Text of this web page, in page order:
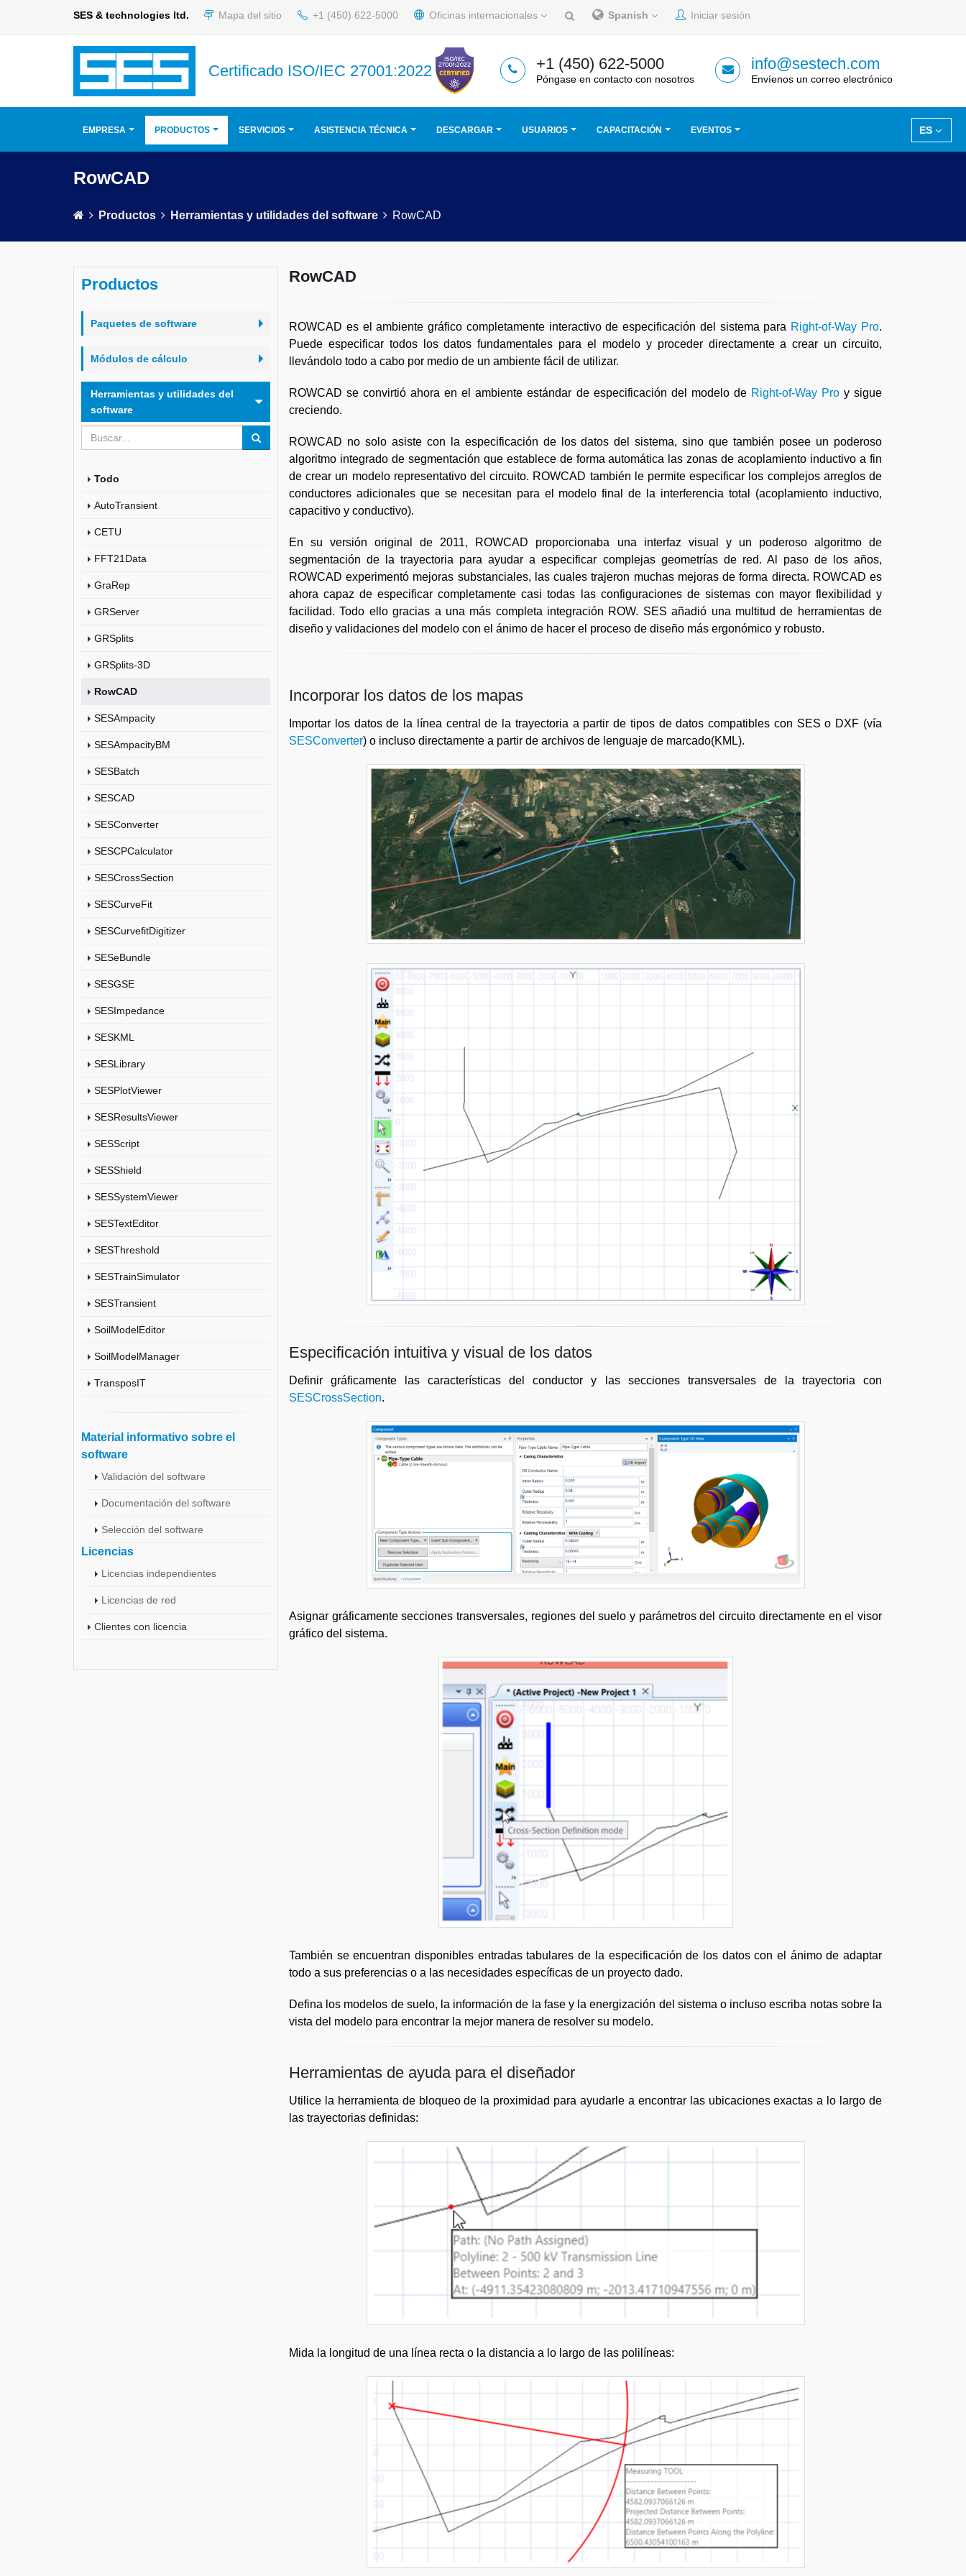
SES & technologies ltd. Mapa del sitio +1 (450) 622-5000 Oficinas internacionales Spanish Iniciar sesión
Certificado ISO/IEC 27001:2022 +1 (450) 622-5000
Póngase en contacto con nosotros
info@sestech.com
Envíenos un correo electrónico
ES
EMPRESA PRODUCTOS SERVICIOS ASISTENCIA TÉCNICA DESCARGAR USUARIOS CAPACITACIÓN EVENTOS
RowCAD
Productos Herramientas y utilidades del software RowCAD
Productos
Paquetes de software
Módulos de cálculo
Herramientas y utilidades del
software
Todo
AutoTransient
CETU
FFT21Data
GraRep
GRServer
GRSplits
GRSplits-3D
RowCAD
SESAmpacity
SESAmpacityBM
SESBatch
SESCAD
SESConverter
SESCPCalculator
SESCrossSection
SESCurveFit
SESCurvefitDigitizer
SESeBundle
SESGSE
SESImpedance
SESKML
SESLibrary
SESPlotViewer
SESResultsViewer
SESScript
SESShield
SESSystemViewer
SESTextEditor
SESThreshold
SESTrainSimulator
SESTransient
SoilModelEditor
SoilModelManager
TransposIT
Material informativo sobre el
software
Validación del software
Documentación del software
Selección del software
Licencias
Licencias independientes
Licencias de red
Clientes con licencia
RowCAD
ROWCAD es el ambiente gráfico completamente interactivo de especificación del sistema para Right-of-Way Pro.
Puede especificar todos los datos fundamentales para el modelo y proceder directamente a crear un circuito,
llevándolo todo a cabo por medio de un ambiente fácil de utilizar.
ROWCAD se convirtió ahora en el ambiente estándar de especificación del modelo de Right-of-Way Proy sigue
creciendo.
ROWCAD no solo asiste con la especificación de los datos del sistema, sino que también posee un poderoso
algoritmo integrado de segmentación que establece de forma automática las zonas de acoplamiento inductivo a fin
de crear un modelo representativo del circuito. ROWCAD también le permite especificar los complejos arreglos de
conductores adicionales que se necesitan para el modelo final de la interferencia total (acoplamiento inductivo,
capacitivo y conductivo).
En su versión original de 2011, ROWCAD proporcionaba una interfaz visual y un poderoso algoritmo de
segmentación de la trayectoria para ayudar a especificar complejas geometrías de red. Al paso de los años,
ROWCAD experimentó mejoras substanciales, las cuales trajeron muchas mejoras de forma directa. ROWCAD es
ahora capaz de especificar completamente casi todas las configuraciones de sistemas con mayor flexibilidad y
facilidad. Todo ello gracias a una más completa integración ROW. SES añadió una multitud de herramientas de
diseño y validaciones del modelo con el ánimo de hacer el proceso de diseño más ergonómico y robusto.
Incorporar los datos de los mapas
Importar los datos de la línea central de la trayectoria a partir de tipos de datos compatibles con SES o DXF (vía
SESConverter) o incluso directamente a partir de archivos de lenguaje de marcado(KML).
Especificación intuitiva y visual de los datos
Definir gráficamente las características del conductor y las secciones transversales de la trayectoria con
SESCrossSection.
Asignar gráficamente secciones transversales, regiones del suelo y parámetros del circuito directamente en el visor
gráfico del sistema.
También se encuentran disponibles entradas tabulares de la especificación de los datos con el ánimo de adaptar
todo a sus preferencias o a las necesidades específicas de un proyecto dado.
Defina los modelos de suelo, la información de la fase y la energización del sistema o incluso escriba notas sobre la
vista del modelo para encontrar la mejor manera de resolver su modelo.
Herramientas de ayuda para el diseñador
Utilice la herramienta de bloqueo de la proximidad para ayudarle a encontrar las ubicaciones exactas a lo largo de
las trayectorias definidas:
Mida la longitud de una línea recta o la distancia a lo largo de las polilíneas: